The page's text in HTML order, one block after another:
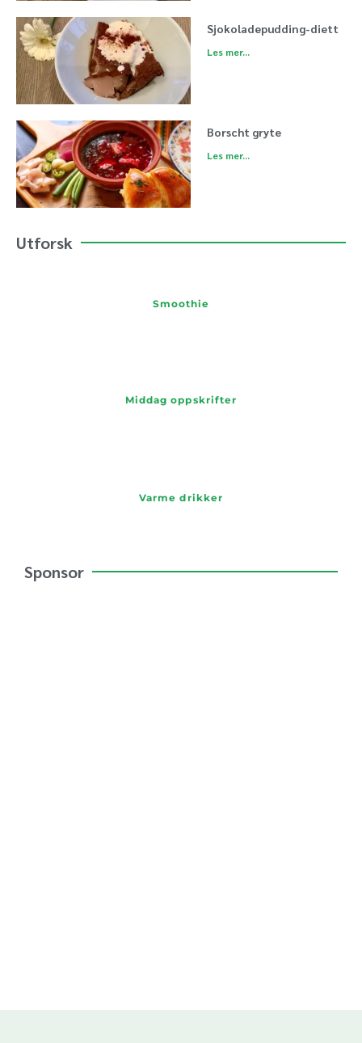
Sjokoladepudding-diett
Les mer...
Borscht gryte
Les mer...
Utforsk
Smoothie
Middag oppskrifter
Varme drikker
Sponsor